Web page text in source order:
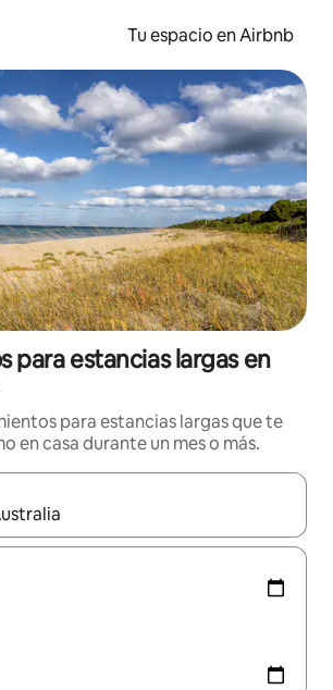
Tu espacio en Airbnb
para estancias largas en
para estancias largas que te
en casa durante un mes o más.
estén disponibles, podrás navegar